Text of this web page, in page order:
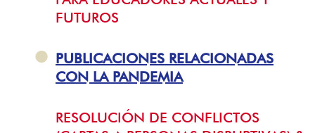
FUTUROS
PUBLICACIONES RELACIONADAS
CON LA PANDEMIA
RESOLUCIÓN DE CONFLICTOS